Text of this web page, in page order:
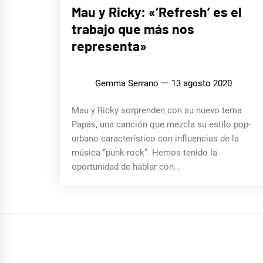
Mau y Ricky: «‘Refresh’ es el
trabajo que más nos
representa»
Gemma Serrano 13 agosto 2020
Mau y Ricky sorprenden con su nuevo tema
Papás, una canción que mezcla su estilo pop-
urbano característico con influencias de la
música “punk-rock”. Hemos tenido la
oportunidad de hablar con...